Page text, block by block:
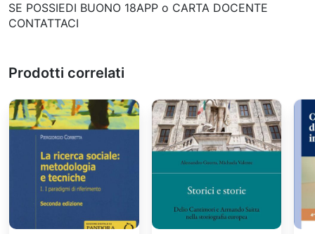
SE POSSIEDI BUONO 18APP o CARTA DOCENTE
CONTATTACI
Prodotti correlati